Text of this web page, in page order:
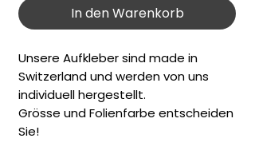
In den Warenkorb
Unsere Aufkleber sind made in
Switzerland und werden von uns
individuell hergestellt.
Grösse und Folienfarbe entscheiden
Sie!